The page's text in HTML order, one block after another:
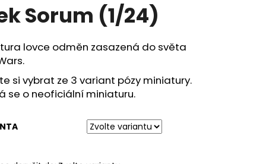
Sorum (1/24)
lovce odměn zasazená do světa
si vybrat ze 3 variant pózy miniatury.
se o neoficiální miniaturu.